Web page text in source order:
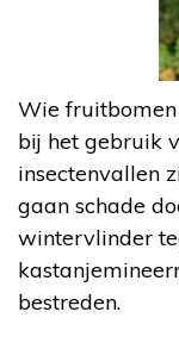
Wie
bij het gebruik
insectenvallen
gaan schade
wintervlinder
bestreden.